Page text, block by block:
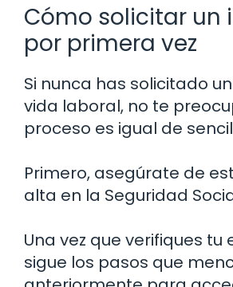
Cómo solicitar un
por primera vez
Si nunca has solicitado
vida laboral, no te
proceso es igual de
Primero, asegúrate de
alta en la Seguridad
Una vez que verifiques tu
sigue los pasos que